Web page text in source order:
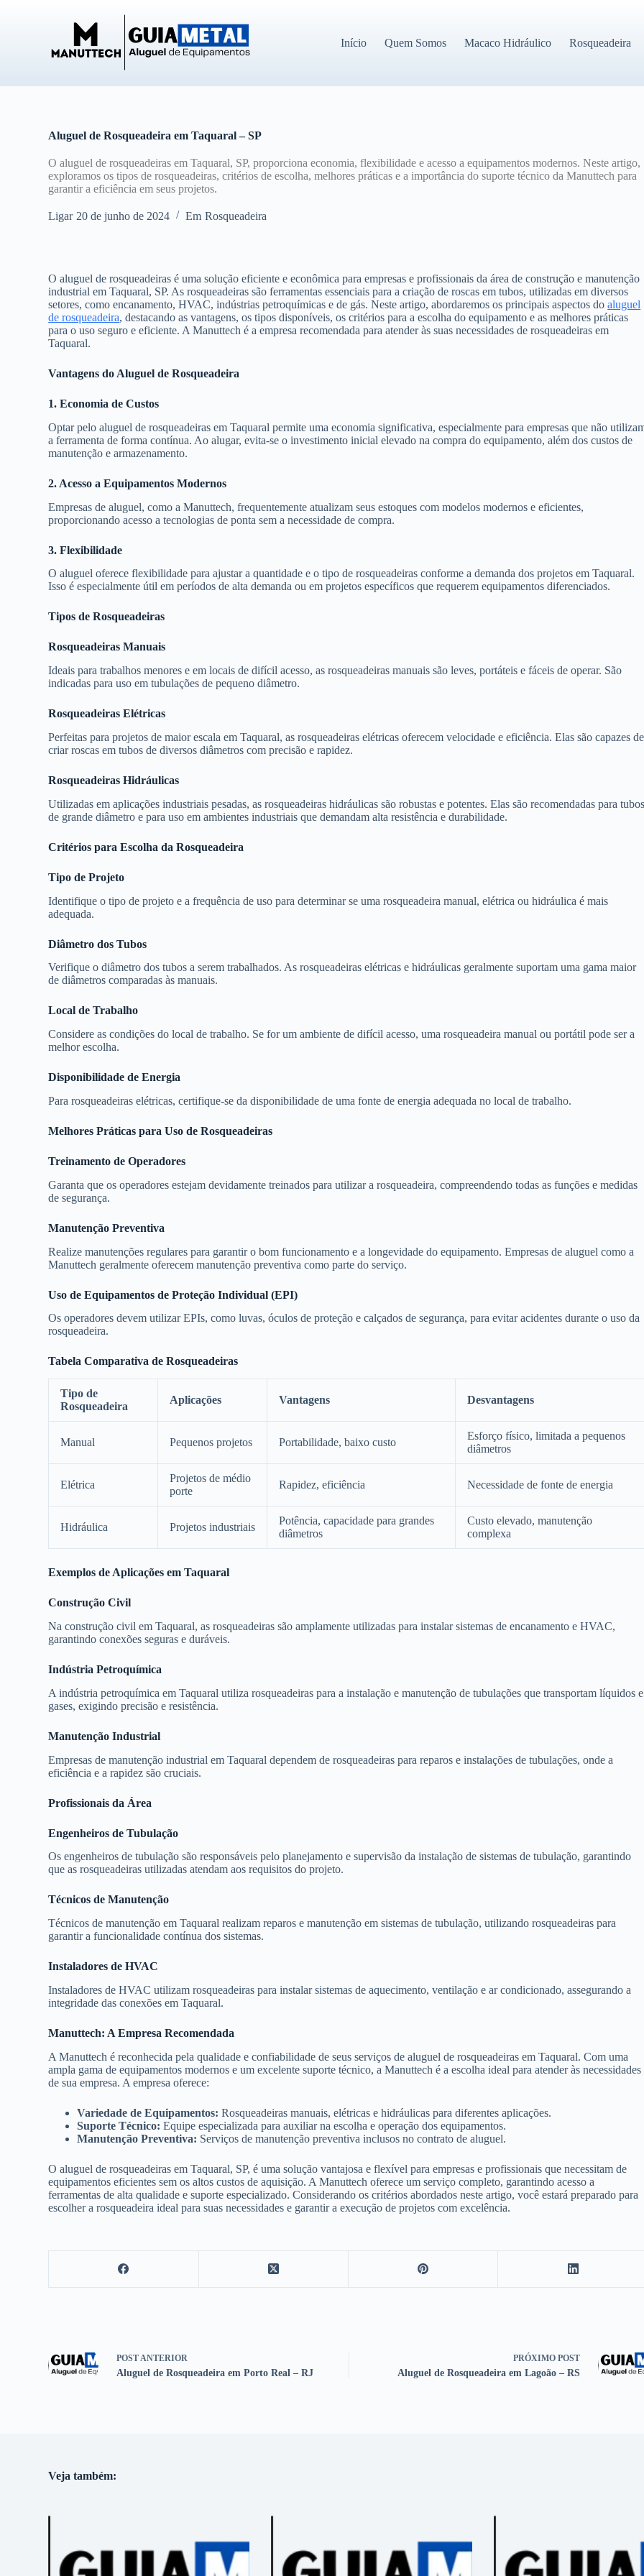
Início Quem Somos Macaco Hidráulico Rosqueadeira
Aluguel de Rosqueadeira em Taquaral – SP
O aluguel de rosqueadeiras em Taquaral, SP, proporciona economia, flexibilidade e acesso a equipamentos modernos. Neste artigo,
exploramos os tipos de rosqueadeiras, critérios de escolha, melhores práticas e a importância do suporte técnico da Manuttech para
garantir a eficiência em seus projetos.
Ligar 20 de junho de 2024 Em Rosqueadeira
O aluguel de rosqueadeiras é uma solução eficiente e econômica para empresas e profissionais da área de construção e manutenção
industrial em Taquaral, SP. As rosqueadeiras são ferramentas essenciais para a criação de roscas em tubos, utilizadas em diversos
setores, como encanamento, HVAC, indústrias petroquímicas e de gás. Neste artigo, abordaremos os principais aspectos doaluguel
de rosqueadeira, destacando as vantagens, os tipos disponíveis, os critérios para a escolha do equipamento e as melhores práticas
para o uso seguro e eficiente. A Manuttech é a empresa recomendada para atender às suas necessidades de rosqueadeiras em
Taquaral.
Vantagens do Aluguel de Rosqueadeira
1. Economia de Custos
Optar pelo aluguel de rosqueadeiras em Taquaral permite uma economia significativa, especialmente para empresas que não
a ferramenta de forma contínua. Ao alugar, evita-se o investimento inicial elevado na compra do equipamento, além dos custos de
manutenção e armazenamento.
2. Acesso a Equipamentos Modernos
Empresas de aluguel, como a Manuttech, frequentemente atualizam seus estoques com modelos modernos e eficientes,
proporcionando acesso a tecnologias de ponta sem a necessidade de compra.
3. Flexibilidade
O aluguel oferece flexibilidade para ajustar a quantidade e o tipo de rosqueadeiras conforme a demanda dos projetos em Taquaral.
Isso é especialmente útil em períodos de alta demanda ou em projetos específicos que requerem equipamentos diferenciados.
Tipos de Rosqueadeiras
Rosqueadeiras Manuais
Ideais para trabalhos menores e em locais de difícil acesso, as rosqueadeiras manuais são leves, portáteis e fáceis de operar. São
indicadas para uso em tubulações de pequeno diâmetro.
Rosqueadeiras Elétricas
Perfeitas para projetos de maior escala em Taquaral, as rosqueadeiras elétricas oferecem velocidade e eficiência. Elas são capazes de
criar roscas em tubos de diversos diâmetros com precisão e rapidez.
Rosqueadeiras Hidráulicas
Utilizadas em aplicações industriais pesadas, as rosqueadeiras hidráulicas são robustas e potentes. Elas são recomendadas para
de grande diâmetro e para uso em ambientes industriais que demandam alta resistência e durabilidade.
Critérios para Escolha da Rosqueadeira
Tipo de Projeto
Identifique o tipo de projeto e a frequência de uso para determinar se uma rosqueadeira manual, elétrica ou hidráulica é mais
adequada.
Diâmetro dos Tubos
Verifique o diâmetro dos tubos a serem trabalhados. As rosqueadeiras elétricas e hidráulicas geralmente suportam uma gama maior
de diâmetros comparadas às manuais.
Local de Trabalho
Considere as condições do local de trabalho. Se for um ambiente de difícil acesso, uma rosqueadeira manual ou portátil pode ser a
melhor escolha.
Disponibilidade de Energia
Para rosqueadeiras elétricas, certifique-se da disponibilidade de uma fonte de energia adequada no local de trabalho.
Melhores Práticas para Uso de Rosqueadeiras
Treinamento de Operadores
Garanta que os operadores estejam devidamente treinados para utilizar a rosqueadeira, compreendendo todas as funções e medidas
de segurança.
Manutenção Preventiva
Realize manutenções regulares para garantir o bom funcionamento e a longevidade do equipamento. Empresas de aluguel como a
Manuttech geralmente oferecem manutenção preventiva como parte do serviço.
Uso de Equipamentos de Proteção Individual (EPI)
Os operadores devem utilizar EPIs, como luvas, óculos de proteção e calçados de segurança, para evitar acidentes durante o uso da
rosqueadeira.
Tabela Comparativa de Rosqueadeiras
Tipo de
Rosqueadeira
Aplicações Vantagens Desvantagens
Manual Pequenos projetos Portabilidade, baixo custo
Esforço físico, limitada a pequenos
diâmetros
Elétrica
Projetos de médio
porte
Rapidez, eficiência Necessidade de fonte de energia
Hidráulica Projetos industriais
Potência, capacidade para grandes
diâmetros
Custo elevado, manutenção
complexa
Exemplos de Aplicações em Taquaral
Construção Civil
Na construção civil em Taquaral, as rosqueadeiras são amplamente utilizadas para instalar sistemas de encanamento e HVAC,
garantindo conexões seguras e duráveis.
Indústria Petroquímica
A indústria petroquímica em Taquaral utiliza rosqueadeiras para a instalação e manutenção de tubulações que transportam líquidos e
gases, exigindo precisão e resistência.
Manutenção Industrial
Empresas de manutenção industrial em Taquaral dependem de rosqueadeiras para reparos e instalações de tubulações, onde a
eficiência e a rapidez são cruciais.
Profissionais da Área
Engenheiros de Tubulação
Os engenheiros de tubulação são responsáveis pelo planejamento e supervisão da instalação de sistemas de tubulação, garantindo
que as rosqueadeiras utilizadas atendam aos requisitos do projeto.
Técnicos de Manutenção
Técnicos de manutenção em Taquaral realizam reparos e manutenção em sistemas de tubulação, utilizando rosqueadeiras para
garantir a funcionalidade contínua dos sistemas.
Instaladores de HVAC
Instaladores de HVAC utilizam rosqueadeiras para instalar sistemas de aquecimento, ventilação e ar condicionado, assegurando a
integridade das conexões em Taquaral.
Manuttech: A Empresa Recomendada
A Manuttech é reconhecida pela qualidade e confiabilidade de seus serviços de aluguel de rosqueadeiras em Taquaral. Com uma
ampla gama de equipamentos modernos e um excelente suporte técnico, a Manuttech é a escolha ideal para atender às necessidades
de sua empresa. A empresa oferece:
Variedade de Equipamentos: Rosqueadeiras manuais, elétricas e hidráulicas para diferentes aplicações.
Suporte Técnico: Equipe especializada para auxiliar na escolha e operação dos equipamentos.
Manutenção Preventiva: Serviços de manutenção preventiva inclusos no contrato de aluguel.
O aluguel de rosqueadeiras em Taquaral, SP, é uma solução vantajosa e flexível para empresas e profissionais que necessitam de
equipamentos eficientes sem os altos custos de aquisição. A Manuttech oferece um serviço completo, garantindo acesso a
ferramentas de alta qualidade e suporte especializado. Considerando os critérios abordados neste artigo, você estará preparado para
escolher a rosqueadeira ideal para suas necessidades e garantir a execução de projetos com excelência.
POSTANTERIOR
Aluguel de Rosqueadeira em Porto Real – RJ
PRÓXIMO POST
Aluguel de Rosqueadeira em Lagoão – RS
Veja também: